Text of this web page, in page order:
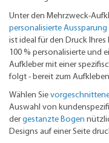
Unter den Mehrzweck-
personalisierte Aussparung
ist ideal für den Druck
100 % personalisierte und
Aufkleber mit einer
folgt - bereit zum
Wählen Sie
Auswahl von
dergestanzte Bogen
Designs auf einer Seite